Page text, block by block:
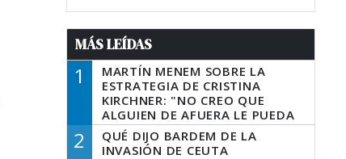
MÁS LEÍDAS
1
MARTÍN MENEM SOBRE LA
ESTRATEGIA DE CRISTINA
KIRCHNER: "NO CREO QUE
ALGUIEN DE AFUERA LE PUEDA
DECIR A LA JUSTICIA LO QUE
TIENE QUE HACER"
2
QUÉ DIJO BARDEM DE LA
INVASIÓN DE CEUTA